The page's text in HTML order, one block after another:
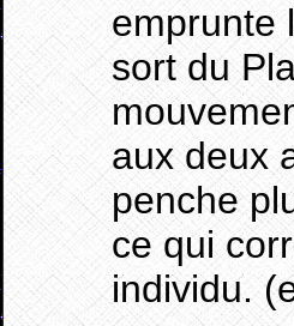
emprunte
sort du
aux deux
penche
ce qui
individu.